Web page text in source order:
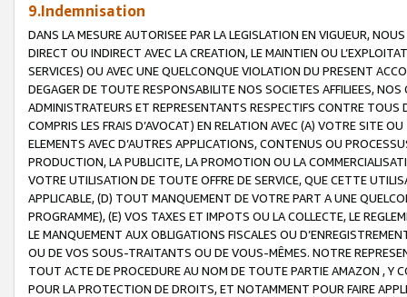
9.Indemnisation
DANS LA MESURE AUTORISEE PAR LA LEGISLATION EN VIGUEUR,
DIRECT OU INDIRECT AVEC LA CREATION, LE MAINTIEN OU
SERVICES) OU AVEC UNE QUELCONQUE VIOLATION DU PRESENT
DEGAGER DE TOUTE RESPONSABILITE NOS SOCIETES AFFILIEES,
ADMINISTRATEURS ET REPRESENTANTS RESPECTIFS CONTRE
COMPRIS LES FRAIS D’AVOCAT) EN RELATION AVEC (A) VOTRE SITE
ELEMENTS AVEC D’AUTRES APPLICATIONS, CONTENUS OU
PRODUCTION, LA PUBLICITE, LA PROMOTION OU LA
VOTRE UTILISATION DE TOUTE OFFRE DE SERVICE, QUE CETTE
APPLICABLE, (D) TOUT MANQUEMENT DE VOTRE PART A UNE
PROGRAMME), (E) VOS TAXES ET IMPOTS OU LA COLLECTE, LE
LE MANQUEMENT AUX OBLIGATIONS FISCALES OU
OU DE VOS SOUS-TRAITANTS OU DE VOUS-MÊMES. NOTRE
TOUT ACTE DE PROCEDURE AU NOM DE TOUTE PARTIE AMAZON , Y
POUR LA PROTECTION DE DROITS, ET NOTAMMENT POUR FAIRE